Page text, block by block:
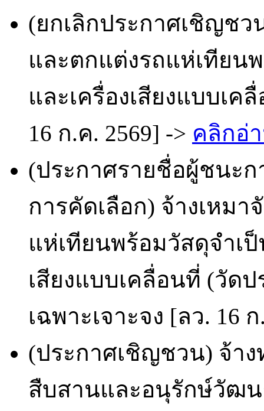
(ยกเลิกประกาศเชิญช
และตกแต่งรถแห่เทียน
และเครื่องเสียงแบบเค
16 ก.ค. 2569] -> คลิกอ่
(ประกาศรายชื่อผู้ชนะก
การคัดเลือก) จ้างเหม
แห่เทียนพร้อมวัสดุจำเ
เสียงแบบเคลื่อนที่ (วัด
เฉพาะเจาะจง [ลว. 16
(ประกาศเชิญชวน) จ้า
สืบสานและอนุรักษ์วัฒน